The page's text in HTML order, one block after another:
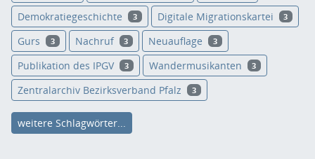
Demokratiegeschichte 3 Digitale Migrationskartei 3
Gurs 3 Nachruf 3 Neuauflage 3
Publikation des IPGV 3 Wandermusikanten 3
Zentralarchiv Bezirksverband Pfalz 3
weitere Schlagwörter...